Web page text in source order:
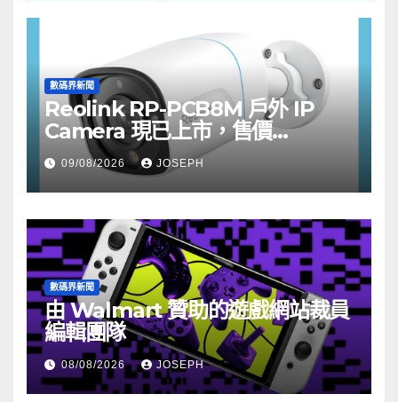
數碼界新聞
Reolink RP-PCB8M 戶外 IP
Camera 現已上市，售價
HK$722
09/08/2026 JOSEPH
數碼界新聞
由 Walmart 贊助的遊戲網站裁員
編輯團隊
08/08/2026 JOSEPH